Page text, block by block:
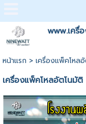
www.เครื่
หน้าแรก> เครื่องแพ็คโหล
เครื่องแพ็คโหลอัตโนมั